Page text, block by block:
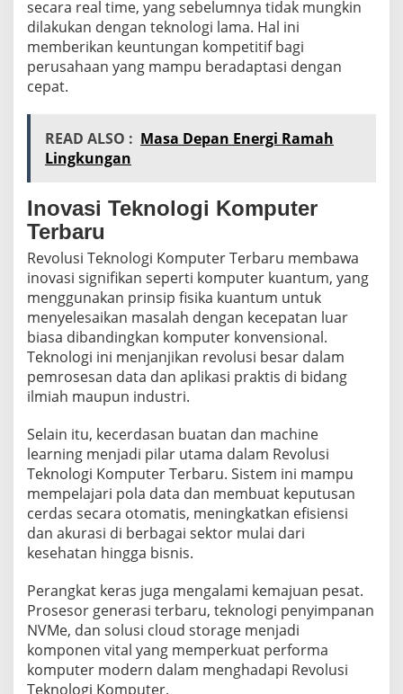
secara real time, yang sebelumnya tidak mungkin
dilakukan dengan teknologi lama. Hal ini
memberikan keuntungan kompetitif bagi
perusahaan yang mampu beradaptasi dengan
cepat.
READ ALSO : Masa Depan Energi Ramah
Lingkungan
Inovasi Teknologi Komputer
Terbaru
Revolusi Teknologi Komputer Terbaru membawa
inovasi signifikan seperti komputer kuantum, yang
menggunakan prinsip fisika kuantum untuk
menyelesaikan masalah dengan kecepatan luar
biasa dibandingkan komputer konvensional.
Teknologi ini menjanjikan revolusi besar dalam
pemrosesan data dan aplikasi praktis di bidang
ilmiah maupun industri.
Selain itu, kecerdasan buatan dan machine
learning menjadi pilar utama dalam Revolusi
Teknologi Komputer Terbaru. Sistem ini mampu
mempelajari pola data dan membuat keputusan
cerdas secara otomatis, meningkatkan efisiensi
dan akurasi di berbagai sektor mulai dari
kesehatan hingga bisnis.
Perangkat keras juga mengalami kemajuan pesat.
Prosesor generasi terbaru, teknologi penyimpanan
NVMe, dan solusi cloud storage menjadi
komponen vital yang memperkuat performa
komputer modern dalam menghadapi Revolusi
Teknologi Komputer.